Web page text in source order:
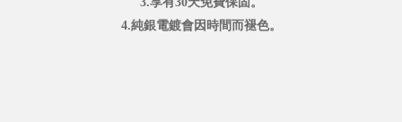
4.純銀電鍍會因時間而褪色。